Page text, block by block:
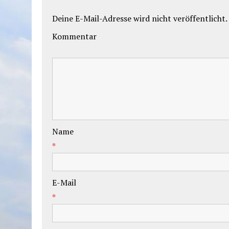
Deine E-Mail-Adresse wird nicht veröffentlicht.
Kommentar
Name
*
E-Mail
*